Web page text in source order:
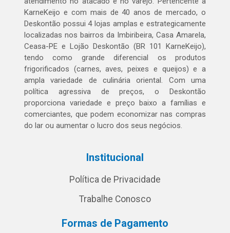
KarneKeijo e com mais de 40 anos de mercado, o
Deskontão possui 4 lojas amplas e estrategicamente
localizadas nos bairros da Imbiribeira, Casa Amarela,
Ceasa-PE e Lojão Deskontão (BR 101 KarneKeijo),
tendo como grande diferencial os produtos
frigorificados (carnes, aves, peixes e queijos) e a
ampla variedade de culinária oriental. Com uma
política agressiva de preços, o Deskontão
proporciona variedade e preço baixo a famílias e
comerciantes, que podem economizar nas compras
do lar ou aumentar o lucro dos seus negócios.
Institucional
Política de Privacidade
Trabalhe Conosco
Formas de Pagamento